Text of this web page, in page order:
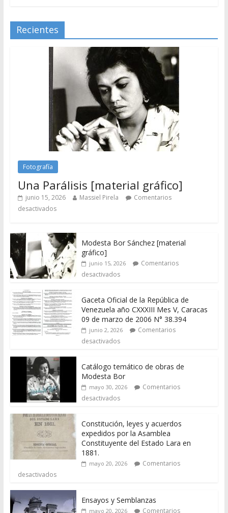
Recientes
Fotografía
Una Parálisis [material gráfico]
junio 15, 2026 Massiel Pirela
Comentarios
desactivados
Modesta Bor Sánchez [material
gráfico]
junio 15, 2026
Comentarios
desactivados
Gaceta Oficial de la República de
Venezuela año CXXXIII Mes V, Caracas
09 de marzo de 2006 N° 38.394
junio 2, 2026
Comentarios
desactivados
Catálogo temático de obras de
Modesta Bor
mayo 30, 2026
Comentarios
desactivados
Constitución, leyes y acuerdos
expedidos por la Asamblea
Constituyente del Estado Lara en
1881.
mayo 20, 2026
Comentarios
desactivados
Ensayos y Semblanzas
mayo 20, 2026 Comentarios